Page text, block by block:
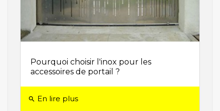
Pourquoi choisir l'inox pour les
accessoires de portail ?
search En lire plus